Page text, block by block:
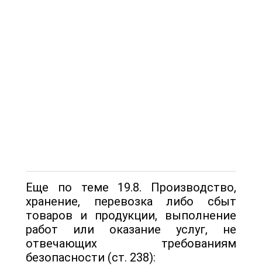
Еще по теме 19.8. Производство,
хранение, перевозка либо сбыт
товаров и продукции, выполнение
работ или оказание услуг, не
отвечающих требованиям
безопасности (ст. 238):